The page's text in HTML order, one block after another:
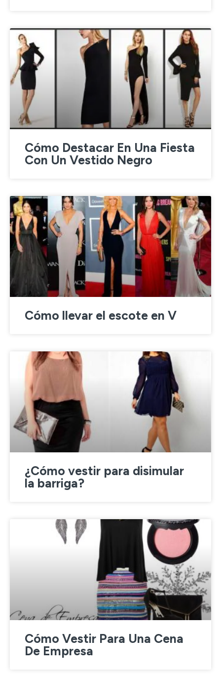
Cómo Destacar En Una Fiesta
Con Un Vestido Negro
Cómo llevar el escote en V
¿Cómo vestir para disimular
la barriga?
Cómo Vestir Para Una Cena
De Empresa